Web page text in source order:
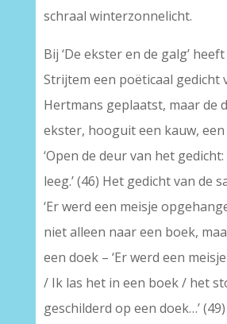
schraal winterzonnelicht.
Bij ‘De ekster en de galg’
Strijtem een poëticaal gedicht
Hertmans geplaatst, maar de
ekster, hooguit een kauw,
‘Open de deur van het
leeg.’ (46) Het gedicht van de
‘Er werd een meisje
niet alleen naar een boek,
een doek – ‘Er werd een
/ Ik las het in een boek / het
geschilderd op een doek…’